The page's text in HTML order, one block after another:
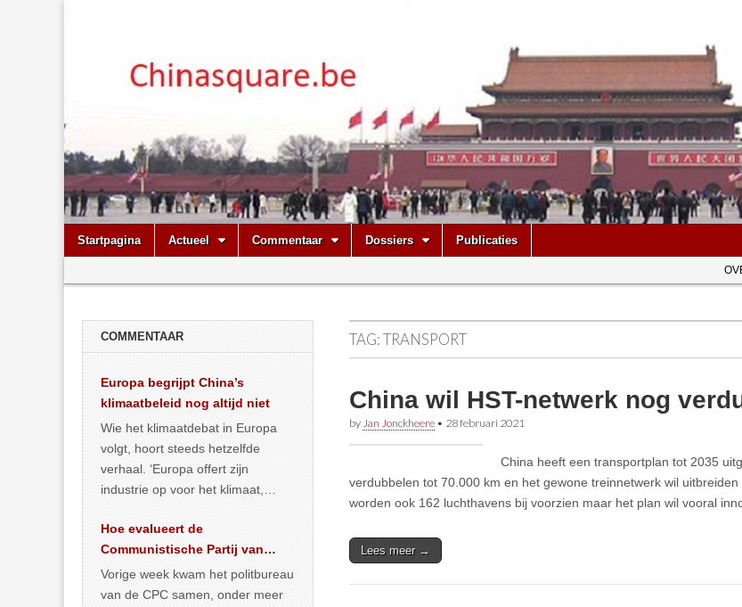
Chinasquare.be
Main
menu
Skip
Startpagina Actueel Commentaar Dossiers Publicaties
menu
TAG:TRANSPORT
China wil HST-netwerk nog
by Jan Jonckheere • 28 februari 2021
China heeft een transportplan tot 2035
verdubbelen tot 70.000 km en het gewone treinnetwerk wil
worden ook 162 luchthavens bij voorzien maar het plan wil vooral
Lees meer →
COMMENTAAR
Europa begrijpt China’s
klimaatbeleid nog altijd niet
Wie het klimaatdebat in Europa
volgt, hoort steeds hetzelfde
verhaal. ‘Europa offert zijn
industrie op voor het klimaat,
vergroening… >> lees meer
Hoe evalueert de
Communistische Partij van
China de economische
situatie?
Vorige week kwam het politbureau
van de CPC samen, onder meer